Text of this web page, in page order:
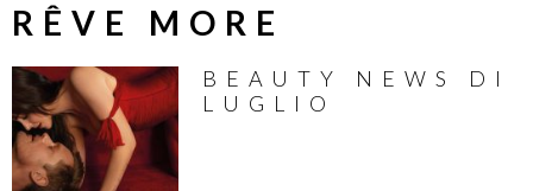
RÊVE MORE
BEAUTY NEWS DI
LUGLIO